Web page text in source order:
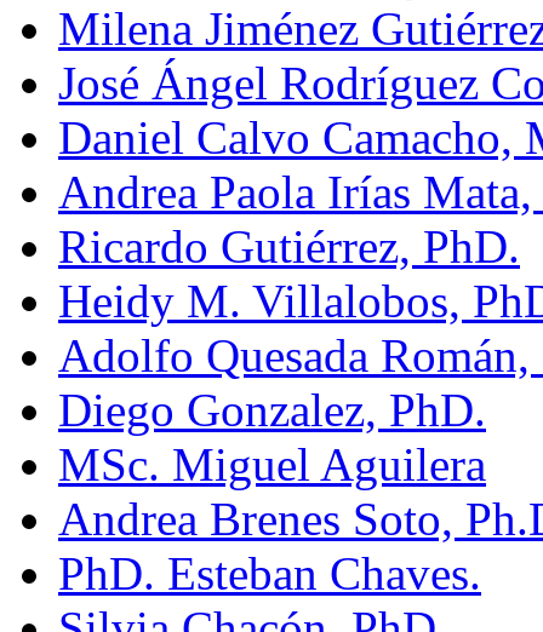
Milena Jiménez
José Ángel Rodríguez
Daniel Calvo Camacho,
Andrea Paola Irías
Ricardo Gutiérrez, PhD.
Heidy M. Villalobos,
Adolfo Quesada Román,
Diego Gonzalez, PhD.
MSc. Miguel Aguilera
Andrea Brenes Soto,
PhD. Esteban Chaves.